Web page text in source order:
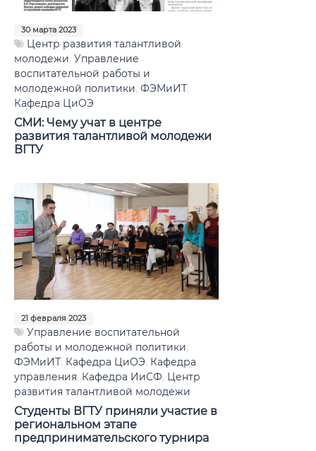
Документы
Бизнес-партнеры
Наши наставники
Внутренние резервы
Наши ресурсы
Сотрудники
30 марта 2023
Центр развития талантливой
молодежи, Управление
воспитательной работы и
молодежной политики, ФЭМиИТ,
Кафедра ЦиОЭ
СМИ: Чему учат в центре
развития талантливой молодежи
ВГТУ
21 февраля 2023
Управление воспитательной
работы и молодежной политики,
ФЭМиИТ, Кафедра ЦиОЭ, Кафедра
управления, Кафедра ИиСФ, Центр
развития талантливой молодежи
Студенты ВГТУ приняли участие в
региональном этапе
предпринимательского турнира